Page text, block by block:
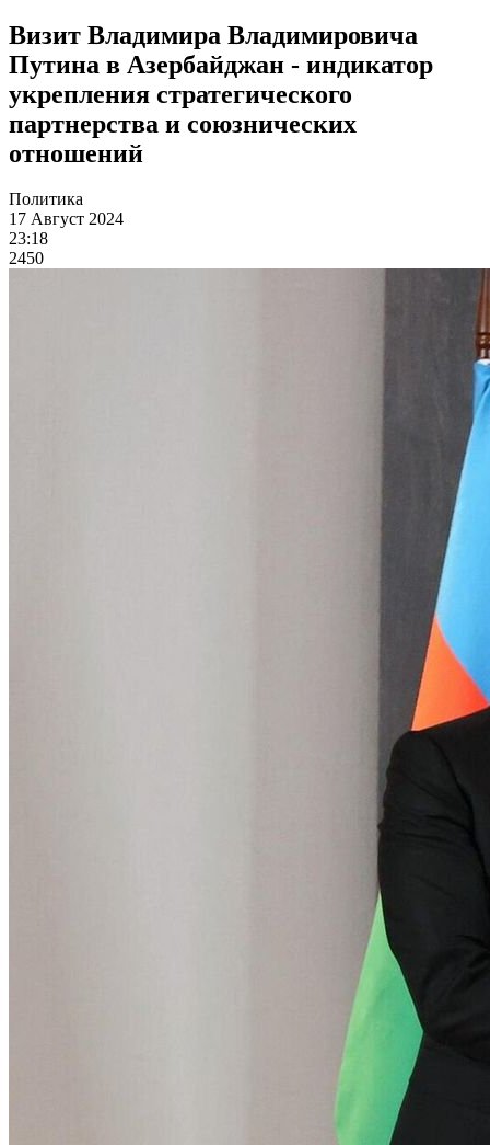
Визит Владимира Владимировича
Путина в Азербайджан - индикатор
укрепления стратегического
партнерства и союзнических
отношений
Политика
17 Август 2024
23:18
2450